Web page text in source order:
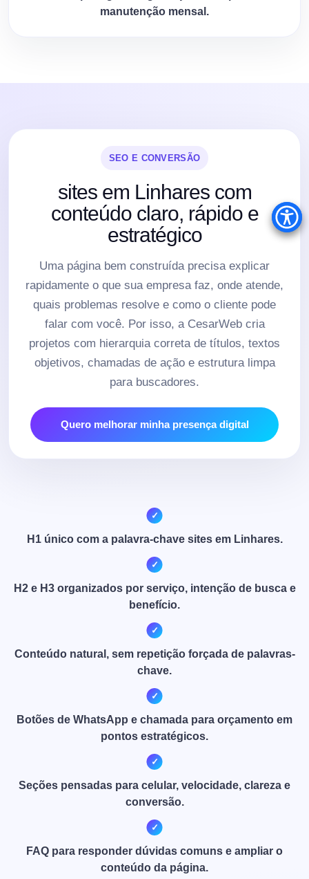
manutenção mensal.
SEO E CONVERSÃO
sites em Linhares com
conteúdo claro, rápido e
estratégico
Uma página bem construída precisa explicar
rapidamente o que sua empresa faz, onde atende,
quais problemas resolve e como o cliente pode
falar com você. Por isso, a CesarWeb cria
projetos com hierarquia correta de títulos, textos
objetivos, chamadas de ação e estrutura limpa
para buscadores.
Quero melhorar minha presença digital
H1 único com a palavra-chave sites em Linhares.
H2 e H3 organizados por serviço, intenção de busca e
benefício.
Conteúdo natural, sem repetição forçada de palavras-
chave.
Botões de WhatsApp e chamada para orçamento em
pontos estratégicos.
Seções pensadas para celular, velocidade, clareza e
conversão.
FAQ para responder dúvidas comuns e ampliar o
conteúdo da página.